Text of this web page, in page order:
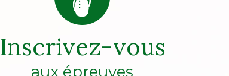
Inscrivez-vous
aux épreuves